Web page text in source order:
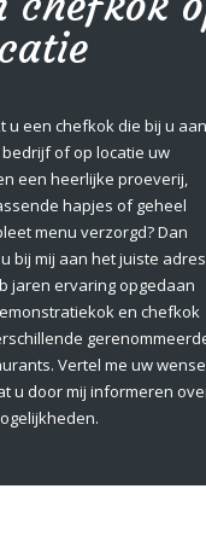
u een chefkok die bij u aan
of op locatie uw
een heerlijke proeverij,
hapjes of geheel
menu verzorgd? Dan
bij mij aan het juiste
jaren ervaring opgedaan
en chefkok
Vertel me uw
u door mij informeren